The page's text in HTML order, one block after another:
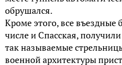
обрушался.
Кроме этого, все
числе и Спасская,
так называемые
военной архитектуры